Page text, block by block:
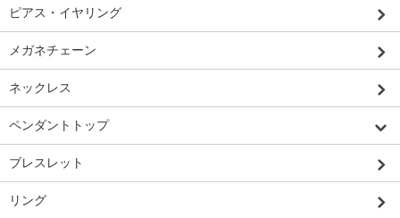
ピアス・イヤリング
メガネチェーン
ネックレス
ペンダントトップ
ブレスレット
リング